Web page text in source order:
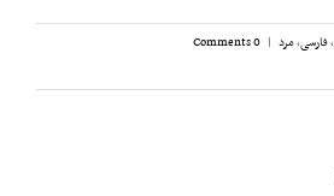
,فارسی,مرد |
0 Comments